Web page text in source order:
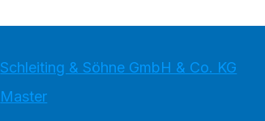
Schleiting & Söhne GmbH & Co. KG
Master